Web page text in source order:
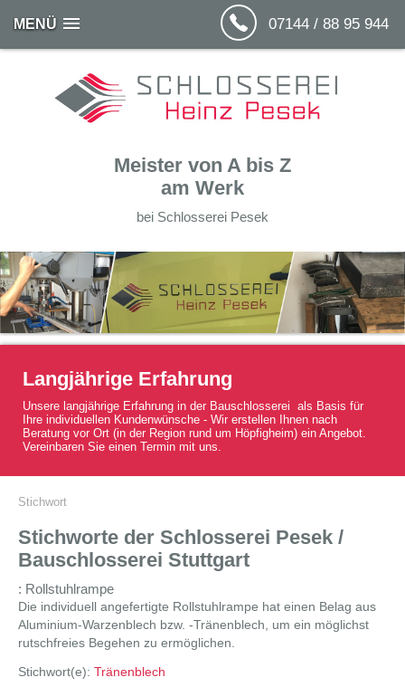
MENÜ
Meister von A bis Z
am Werk
bei Schlosserei Pesek
Langjährige Erfahrung
Unsere langjährige Erfahrung in der Bauschlosserei als Basis für
Ihre individuellen Kundenwünsche - Wir erstellen Ihnen nach
Beratung vor Ort (in der Region rund um Höpfigheim) ein Angebot.
Vereinbaren Sie einen Termin mit uns.
Stichwort
Stichworte der Schlosserei Pesek /
Bauschlosserei Stuttgart
: Rollstuhlrampe
Die individuell angefertigte Rollstuhlrampe hat einen Belag aus
Aluminium-Warzenblech bzw. -Tränenblech, um ein möglichst
rutschfreies Begehen zu ermöglichen.
Stichwort(e): Tränenblech
07144 / 88 95 944